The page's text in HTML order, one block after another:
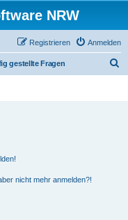
NRW
Anmelden
Registrieren
gestellte Fragen
nicht mehr anmelden?!